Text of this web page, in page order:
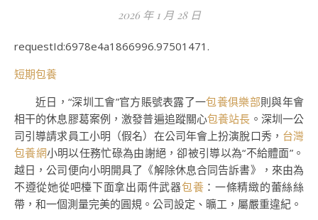
2026 年 1 月 28 日
requestId:6978e4a1866996.97501471.
短期包養
近日，“深圳工會”官方賬號表露了一包養俱樂部則與年會
相干的休息膠葛案例，激發普遍追蹤關心包養站長 。深圳一公
司引導請求員工小明（假名）在公司年會上扮演脫口秀， 台灣
包養網小明以任務忙碌為由謝絕，卻被引導以為“不給體面”。
越日，公司便向小明開具了《解除休息合同告訴書》，來由為
不遵從她從吧檯下面拿出兩件武器包養 ：一條精緻的蕾絲絲
帶，和一個測量完美的圓規。公司設定、曠工，屬嚴重違紀。